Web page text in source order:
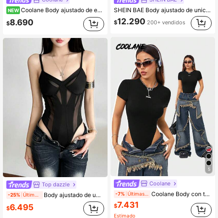
NEW Coolane Body ajustado de encaje negro estilo Y2K sexy para mujer, para festival de música de verano y discoteca
$8.690
Top dazzle
-25% Últimas 11 hrs Body ajustado de unicolor con escote en V sexy y parches de malla
$6.495
SHEIN BAE Body ajustado de unicolor minimalista para uso casual y diario, verano
$12.290 200+ vendidos
5
Coolane
-7% Coolane Body con textura de punto para mujer, estilo urbano otoñal Y2K
$7.431
Estimado